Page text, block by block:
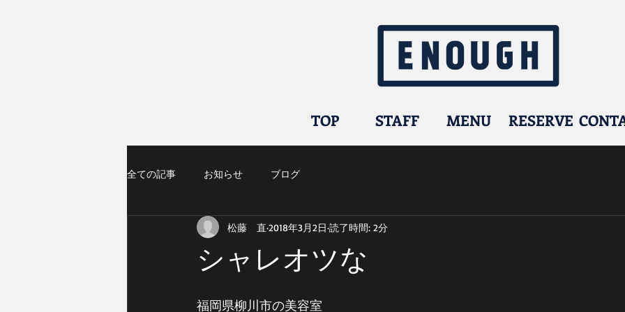
TOP STAFF MENU RESERVE
全ての記事 お知らせ ブログ
シャレオツな
松藤 直 2018年3月2日 読了時間: 2分
福岡県柳川市の美容室